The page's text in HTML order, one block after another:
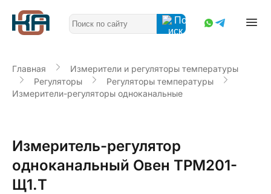
Главная
Измерители и регуляторы температуры
Регуляторы
Регуляторы температуры
Измерители-регуляторы одноканальные
Измеритель-регулятор
одноканальный Овен ТРМ201-
Щ1.Т